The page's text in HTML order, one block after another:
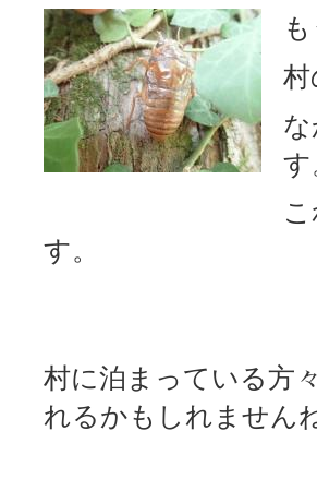
す
す。
村に泊まっている方
れるかもしれません